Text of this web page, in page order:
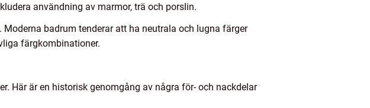
användning av marmor, trä och porslin.
badrum tenderar att ha neutrala och lugna färger
färgkombinationer.
Här är en historisk genomgång av några för- och nackdelar